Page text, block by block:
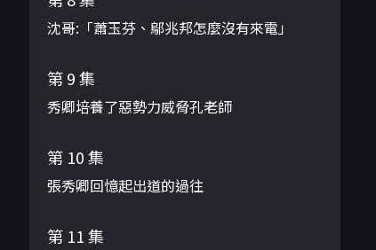
沈哥:「蕭玉芬、鄔兆邦怎麼沒有來電」
第 9 集
秀卿培養了惡勢力威脅孔老師
第 10 集
張秀卿回憶起出道的過往
第 11 集